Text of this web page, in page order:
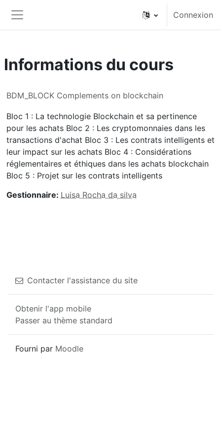
Panneau latéral
Connexion
Informations du cours
BDM_BLOCK Complements on blockchain
Bloc 1 : La technologie Blockchain et sa pertinence
pour les achats Bloc 2 : Les cryptomonnaies dans les
transactions d'achat Bloc 3 : Les contrats intelligents et
leur impact sur les achats Bloc 4 : Considérations
réglementaires et éthiques dans les achats blockchain
Bloc 5 : Projet sur les contrats intelligents
Gestionnaire: Luisa Rocha da silva
Contacter l'assistance du site
Obtenir l'app mobile
Passer au thème standard
Fourni par Moodle